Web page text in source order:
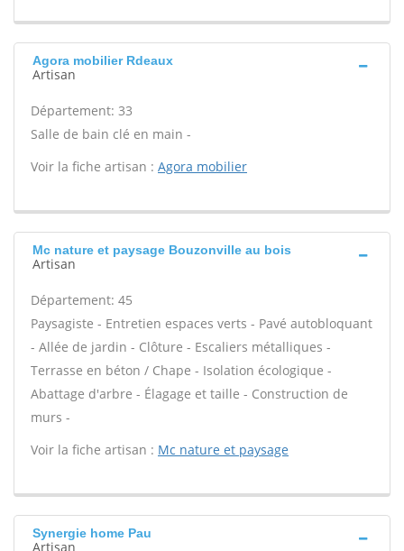
Agora mobilier Rdeaux
Artisan
Département: 33
Salle de bain clé en main -
Voir la fiche artisan : Agora mobilier
Mc nature et paysage Bouzonville au bois
Artisan
Département: 45
Paysagiste - Entretien espaces verts - Pavé autobloquant
- Allée de jardin - Clôture - Escaliers métalliques -
Terrasse en béton / Chape - Isolation écologique -
Abattage d'arbre - Élagage et taille - Construction de
murs -
Voir la fiche artisan : Mc nature et paysage
Synergie home Pau
Artisan